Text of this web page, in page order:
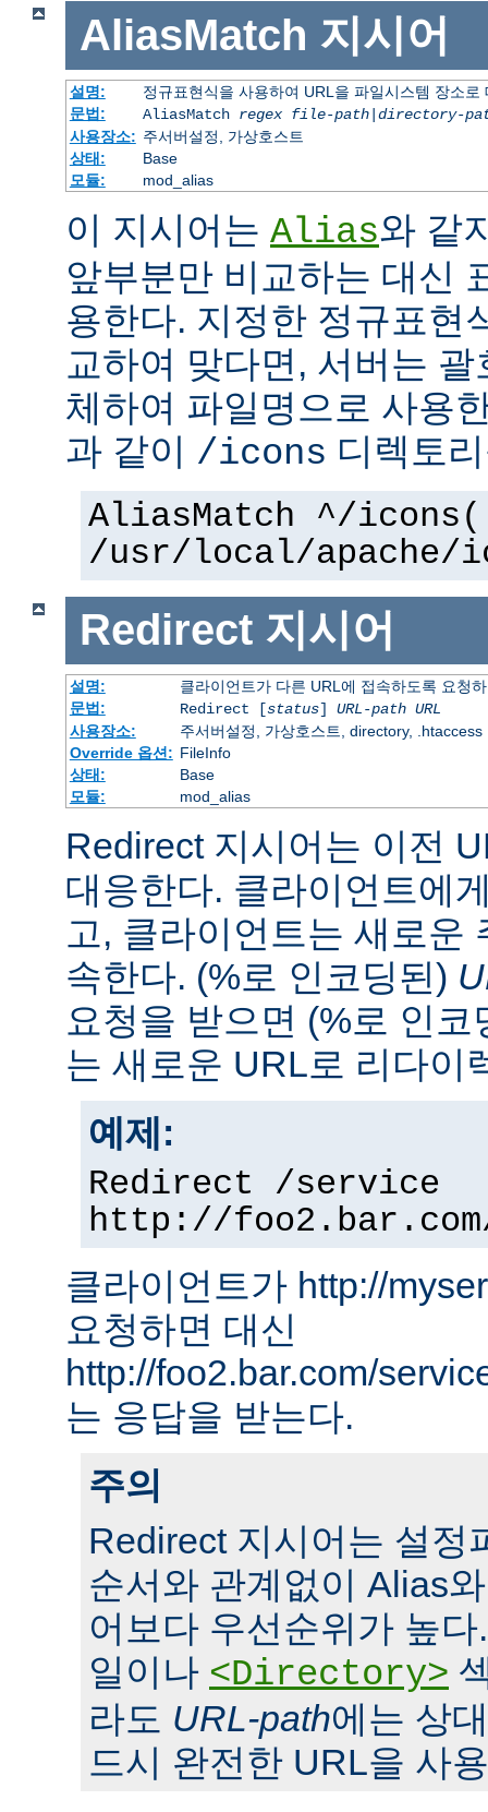
AliasMatch 지시어
설명:
정규표현식을 사용하여 URL을 파일시스템 장소로
문법:
AliasMatch regex file-path| directory-
사용장소: 주서버설정, 가상호스트
상태:
Base
모듈:
mod_alias
이 지시어는 Alias와 같
앞부분만 비교하는 대신
용한다. 지정한 정규표현
교하여 맞다면, 서버는
체하여 파일명으로 사용
과 같이 /icons 디렉토
AliasMatch ^/
/usr/local/apache/
Redirect 지시어
설명:
클라이언트가 다른 URL에 접속하도록 요청
문법:
Redirect [status] URL-path URL
사용장소:
주서버설정, 가상호스트, directory, .htaccess
Override 옵션: FileInfo
상태:
Base
모듈:
mod_alias
Redirect 지시어는 이전
대응한다. 클라이언트에
고, 클라이언트는 새로운
속한다. (%로 인코딩된)
요청을 받으면 (%로 인
는 새로운 URL로 리다이
예제:
Redirect /service
http://
클라이언트가 http://
요청하면 대신
http://foo2.bar.com/
는 응답을 받는다.
주의
Redirect 지시어는 설정
순서와 관계없이 Alias
어보다 우선순위가 높
일이나 <Directory>
라도 URL-path에는 상
드시 완전한 URL을 사